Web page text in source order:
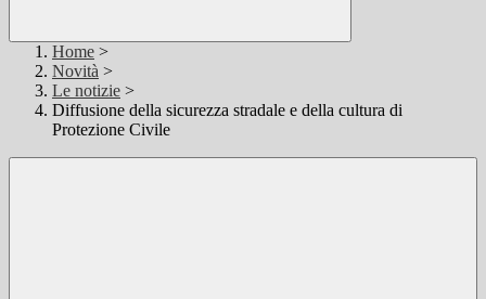
Home >
Novità >
Le notizie >
Diffusione della sicurezza stradale e della cultura di
Protezione Civile